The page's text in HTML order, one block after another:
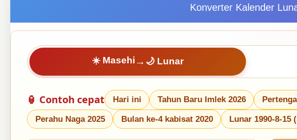
Konverter Kalender
☀️ Masehi → 🌙 Lunar
🏮 Contoh cepat Hari ini Tahun Baru Imlek 2026
Perahu Naga 2025
Bulan ke-4 kabisat 2020 Lunar 1990-8-15